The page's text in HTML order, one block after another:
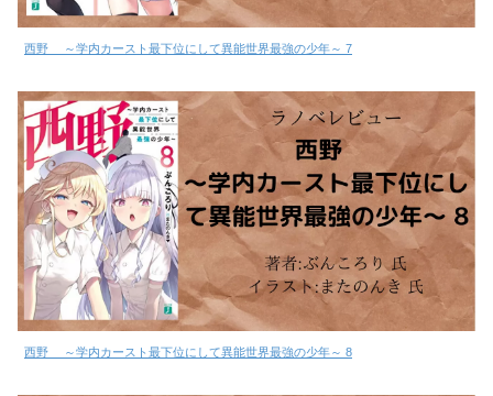
西野 ～学内カースト最下位にして異能世界最強の少年～ 7
西野 ～学内カースト最下位にして異能世界最強の少年～ 8